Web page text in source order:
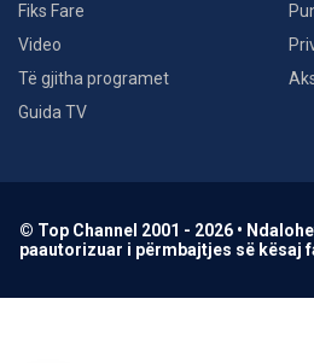
Fiks Fare
Video
Të gjitha programet
Guida TV
© Top Channel 2001 - 2026 •
paautorizuar i përmbajtjes së kësaj